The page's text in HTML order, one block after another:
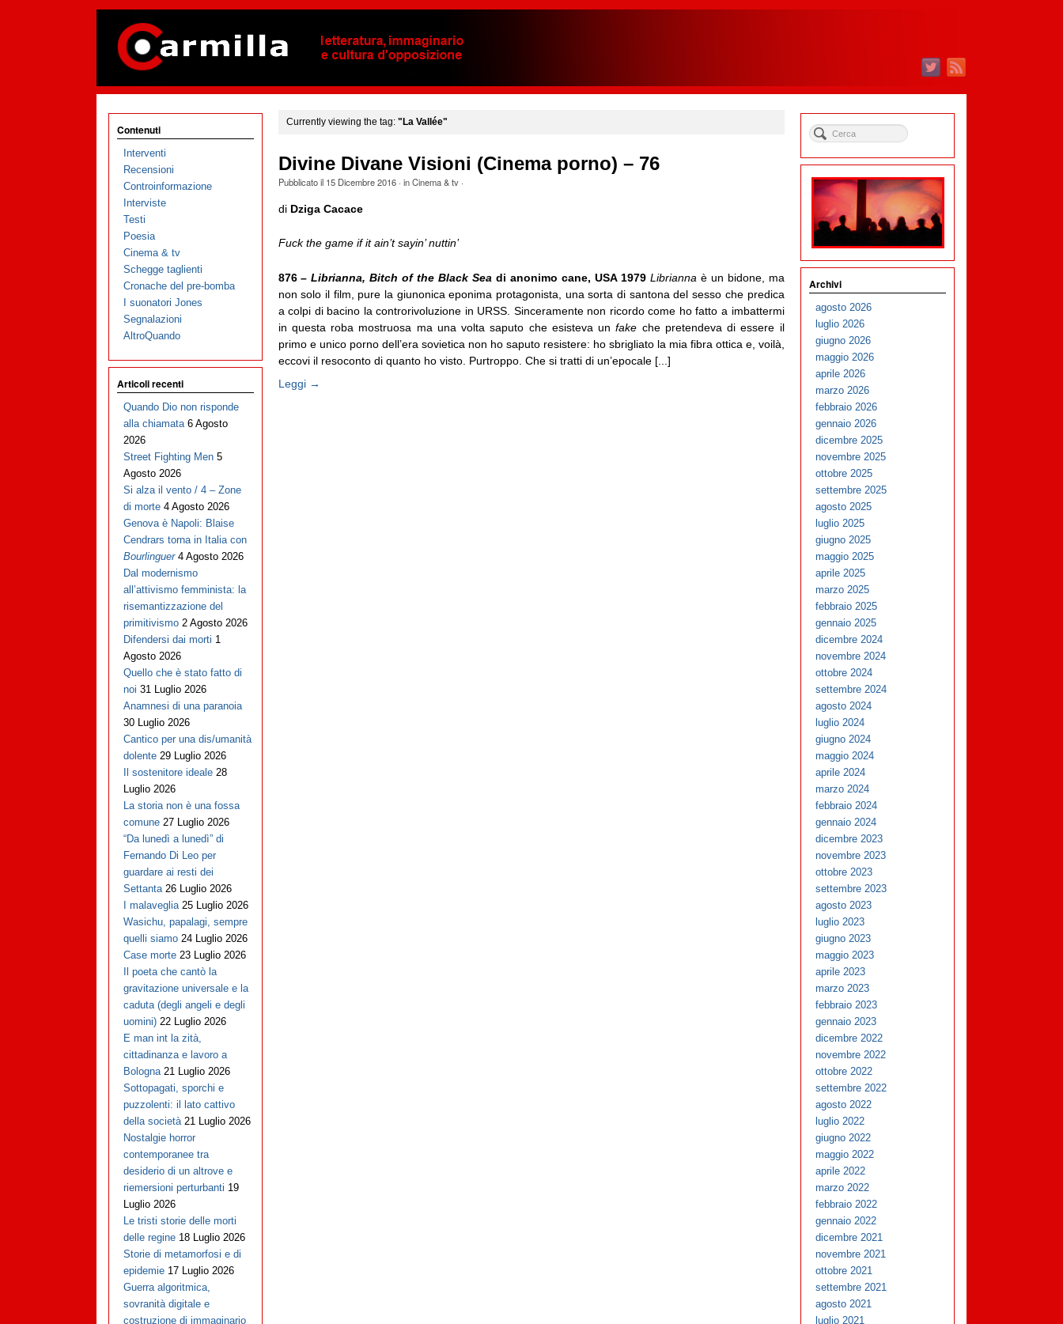
Currently viewing the tag: "La Vallée"
Divine Divane Visioni (Cinema porno) – 76
Pubblicato il 15 Dicembre 2016· inCinema & tv·
di Dziga Cacace
Fuck the game if it ain’t sayin’ nuttin’
876 –Librianna, Bitch of the Black Sea di anonimo cane, USA 1979 Librianna è un bidone, ma
non solo il film, pure la giunonica eponima protagonista, una sorta di santona del sesso che predica
a colpi di bacino la controrivoluzione in URSS. Sinceramente non ricordo come ho fatto a imbattermi
in questa roba mostruosa ma una volta saputo che esisteva unfake che pretendeva di essere il
primo e unico porno dell’era sovietica non ho saputo resistere: ho sbrigliato la mia fibra ottica e, voilà,
eccovi il resoconto di quanto ho visto. Purtroppo. Che si tratti di un’epocale [...]
Leggi →
Contenuti
Interventi
Recensioni
Controinformazione
Interviste
Testi
Poesia
Cinema & tv
Schegge taglienti
Cronache del pre-bomba
I suonatori Jones
Segnalazioni
AltroQuando
Articoli recenti
Quando Dio non risponde
alla chiamata 6 Agosto
2026
Street Fighting Men 5
Agosto 2026
Si alza il vento / 4 – Zone
di morte 4 Agosto 2026
Genova è Napoli: Blaise
Cendrars torna in Italia con
Bourlinguer 4 Agosto 2026
Dal modernismo
all’attivismo femminista: la
risemantizzazione del
primitivismo 2 Agosto 2026
Difendersi dai morti 1
Agosto 2026
Quello che è stato fatto di
noi 31 Luglio 2026
Anamnesi di una paranoia
30 Luglio 2026
Cantico per una dis/umanità
dolente 29 Luglio 2026
Il sostenitore ideale 28
Luglio 2026
La storia non è una fossa
comune 27 Luglio 2026
“Da lunedì a lunedì” di
Fernando Di Leo per
guardare ai resti dei
Settanta 26 Luglio 2026
I malaveglia 25 Luglio 2026
Wasichu, papalagi, sempre
quelli siamo 24 Luglio 2026
Case morte 23 Luglio 2026
Il poeta che cantò la
gravitazione universale e la
caduta (degli angeli e degli
uomini) 22 Luglio 2026
E man int la zità,
cittadinanza e lavoro a
Bologna 21 Luglio 2026
Sottopagati, sporchi e
puzzolenti: il lato cattivo
della società 21 Luglio 2026
Nostalgie horror
contemporanee tra
desiderio di un altrove e
riemersioni perturbanti 19
Luglio 2026
Le tristi storie delle morti
delle regine 18 Luglio 2026
Storie di metamorfosi e di
epidemie 17 Luglio 2026
Guerra algoritmica,
sovranità digitale e
costruzione di immaginario
Archivi
agosto 2026
luglio 2026
giugno 2026
maggio 2026
aprile 2026
marzo 2026
febbraio 2026
gennaio 2026
dicembre 2025
novembre 2025
ottobre 2025
settembre 2025
agosto 2025
luglio 2025
giugno 2025
maggio 2025
aprile 2025
marzo 2025
febbraio 2025
gennaio 2025
dicembre 2024
novembre 2024
ottobre 2024
settembre 2024
agosto 2024
luglio 2024
giugno 2024
maggio 2024
aprile 2024
marzo 2024
febbraio 2024
gennaio 2024
dicembre 2023
novembre 2023
ottobre 2023
settembre 2023
agosto 2023
luglio 2023
giugno 2023
maggio 2023
aprile 2023
marzo 2023
febbraio 2023
gennaio 2023
dicembre 2022
novembre 2022
ottobre 2022
settembre 2022
agosto 2022
luglio 2022
giugno 2022
maggio 2022
aprile 2022
marzo 2022
febbraio 2022
gennaio 2022
dicembre 2021
novembre 2021
ottobre 2021
settembre 2021
agosto 2021
luglio 2021